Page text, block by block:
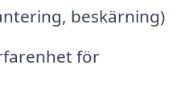
beskärning)
för